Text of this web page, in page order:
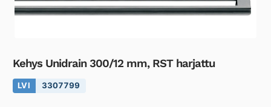
Kehys Unidrain 300/12 mm, RST harjattu
LVI 3307799